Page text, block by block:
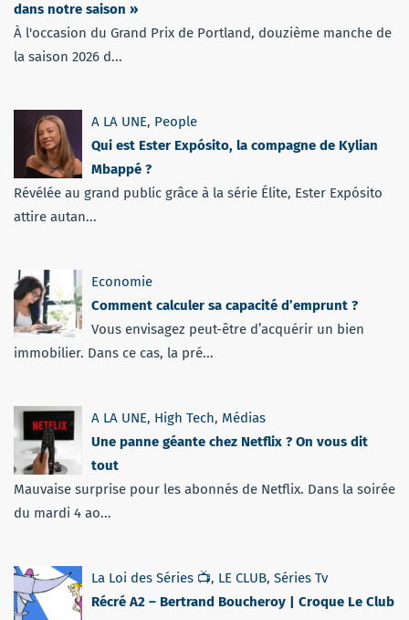
dans notre saison »
À l'occasion du Grand Prix de Portland, douzième manche de
la saison 2026 d...
A LA UNE, People
Qui est Ester Expósito, la compagne de Kylian
Mbappé ?
Révélée au grand public grâce à la série Élite, Ester Expósito
attire autan...
Economie
Comment calculer sa capacité d’emprunt ?
Vous envisagez peut-être d’acquérir un bien
immobilier. Dans ce cas, la pré...
A LA UNE, High Tech, Médias
Une panne géante chez Netflix ? On vous dit
tout
Mauvaise surprise pour les abonnés de Netflix. Dans la soirée
du mardi 4 ao...
La Loi des Séries 📺, LE CLUB, Séries Tv
Récré A2 – Bertrand Boucheroy | Croque Le Club